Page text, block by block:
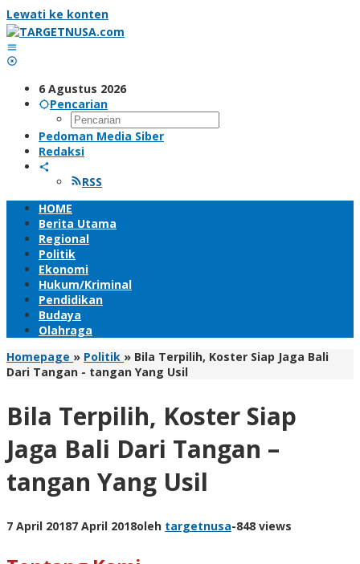
Lewati ke konten
6 Agustus 2026
Pencarian
Pedoman Media Siber
Redaksi
RSS
HOME
Berita Utama
Regional
Politik
Ekonomi
Hukum/Kriminal
Pendidikan
Budaya
Olahraga
Homepage » Politik » Bila Terpilih, Koster Siap Jaga Bali
Dari Tangan - tangan Yang Usil
Bila Terpilih, Koster Siap
Jaga Bali Dari Tangan –
tangan Yang Usil
7 April 20187 April 2018oleh targetnusa-848 views